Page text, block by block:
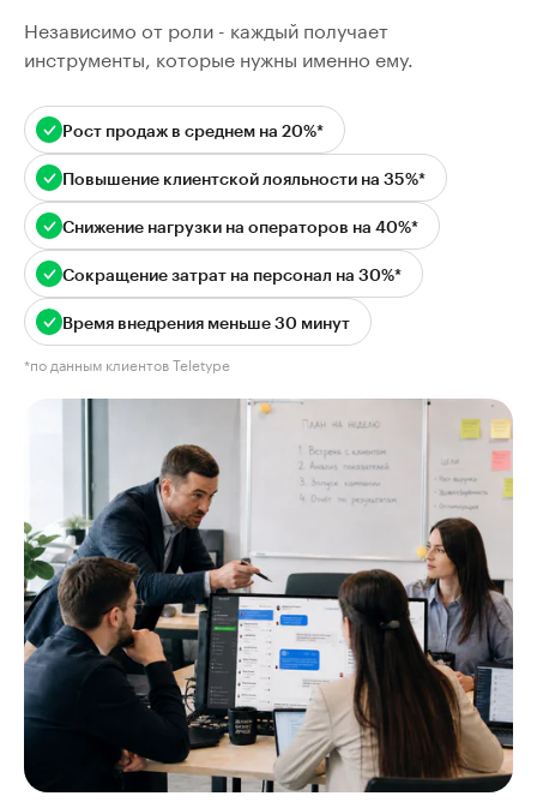
Независимо от роли - каждый получает
инструменты, которые нужны именно ему.
Рост продаж в среднем на 20%*
Повышение клиентской лояльности на 35%*
Снижение нагрузки на операторов на 40%*
Сокращение затрат на персонал на 30%*
Время внедрения меньше 30 минут
*по данным клиентов Teletype